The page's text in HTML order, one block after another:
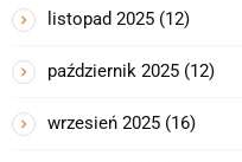
listopad 2025 (12)
październik 2025 (12)
wrzesień 2025 (16)